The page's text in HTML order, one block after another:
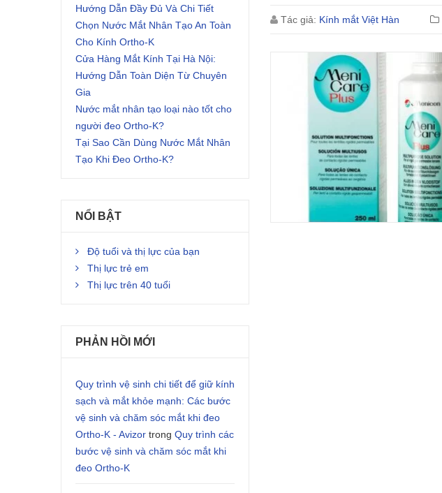
Tác giả: Kính mắt Việt Hàn
Hướng Dẫn Đầy Đủ Và Chi Tiết
Chọn Nước Mắt Nhân Tạo An Toàn
Cho Kính Ortho-K
Cửa Hàng Mắt Kính Tại Hà Nội:
Hướng Dẫn Toàn Diện Từ Chuyên
Gia
Nước mắt nhân tạo loại nào tốt cho
người đeo Ortho-K?
Tại Sao Cần Dùng Nước Mắt Nhân
Tạo Khi Đeo Ortho-K?
NỔI BẬT
Độ tuổi và thị lực của bạn
Thị lực trẻ em
Thị lực trên 40 tuổi
PHẢN HỒI MỚI
Quy trình vệ sinh chi tiết để giữ kính
sạch và mắt khỏe mạnh: Các bước
vệ sinh và chăm sóc mắt khi đeo
Ortho-K - Avizor trong Quy trình các
bước vệ sinh và chăm sóc mắt khi
đeo Ortho-K